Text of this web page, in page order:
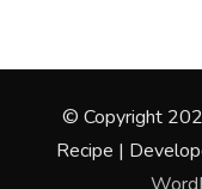
© Copyright
Recipe |